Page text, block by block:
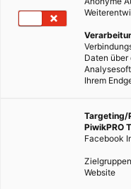
Daten
Ihrem
Targeting/
PiwikPRO
Facebook
Website